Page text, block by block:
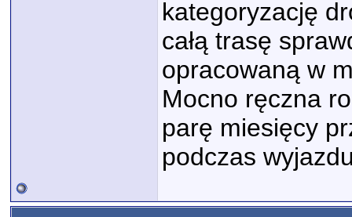
kategoryzację
całą trasę
opracowaną w
Mocno ręczna
parę miesięcy
podczas